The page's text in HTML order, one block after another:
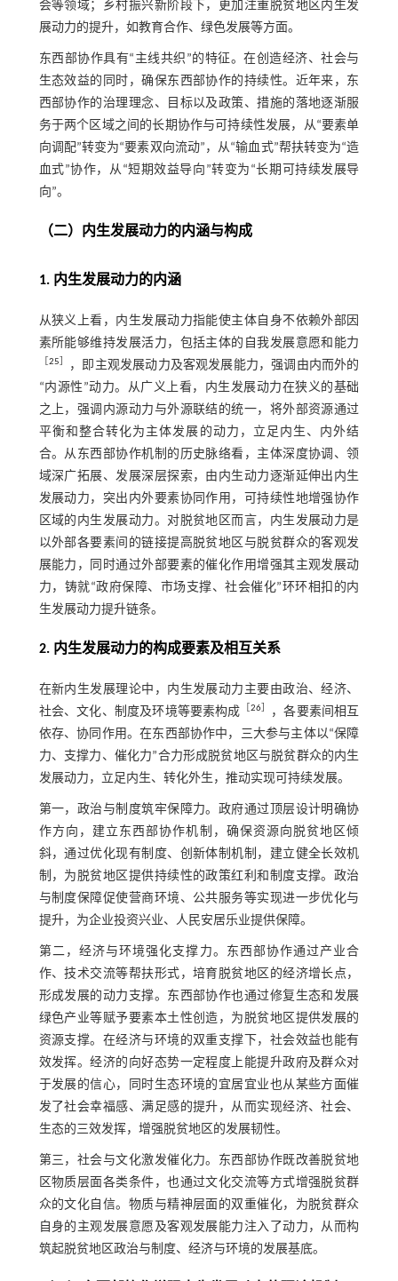
会等领域；乡村振兴新阶段下，更加注重脱贫地区内生发
展动力的提升，如教育合作、绿色发展等方面。
东西部协作具有“主线共织”的特征。在创造经济、社会与
生态效益的同时，确保东西部协作的持续性。近年来，东
西部协作的治理理念、目标以及政策、措施的落地逐渐服
务于两个区域之间的长期协作与可持续性发展，从“要素单
向调配”转变为“要素双向流动”，从“输血式”帮扶转变为“造
血式”协作，从“短期效益导向”转变为“长期可持续发展导
向”。
（二）内生发展动力的内涵与构成
1. 内生发展动力的内涵
从狭义上看，内生发展动力指能使主体自身不依赖外部因
素所能够维持发展活力，包括主体的自我发展意愿和能力
25
，即主观发展动力及客观发展能力，强调由内而外的
“内源性”动力。从广义上看，内生发展动力在狭义的基础
之上，强调内源动力与外源联结的统一，将外部资源通过
平衡和整合转化为主体发展的动力，立足内生、内外结
合。从东西部协作机制的历史脉络看，主体深度协调、领
域深广拓展、发展深层探索，由内生动力逐渐延伸出内生
发展动力，突出内外要素协同作用，可持续性地增强协作
区域的内生发展动力。对脱贫地区而言，内生发展动力是
以外部各要素间的链接提高脱贫地区与脱贫群众的客观发
展能力，同时通过外部要素的催化作用增强其主观发展动
力，铸就“政府保障、市场支撑、社会催化”环环相扣的内
生发展动力提升链条。
2. 内生发展动力的构成要素及相互关系
在新内生发展理论中，内生发展动力主要由政治、经济、
社会、文化、制度及环境等要素构成
26］
，各要素间相互
依存、协同作用。在东西部协作中，三大参与主体以“保障
力、支撑力、催化力”合力形成脱贫地区与脱贫群众的内生
发展动力，立足内生、转化外生，推动实现可持续发展。
第一，政治与制度筑牢保障力。政府通过顶层设计明确协
作方向，建立东西部协作机制，确保资源向脱贫地区倾
斜，通过优化现有制度、创新体制机制，建立健全长效机
制，为脱贫地区提供持续性的政策红利和制度支撑。政治
与制度保障促使营商环境、公共服务等实现进一步优化与
提升，为企业投资兴业、人民安居乐业提供保障。
第二，经济与环境强化支撑力。东西部协作通过产业合
作、技术交流等帮扶形式，培育脱贫地区的经济增长点，
形成发展的动力支撑。东西部协作也通过修复生态和发展
绿色产业等赋予要素本土性创造，为脱贫地区提供发展的
资源支撑。在经济与环境的双重支撑下，社会效益也能有
效发挥。经济的向好态势一定程度上能提升政府及群众对
于发展的信心，同时生态环境的宜居宜业也从某些方面催
发了社会幸福感、满足感的提升，从而实现经济、社会、
生态的三效发挥，增强脱贫地区的发展韧性。
第三，社会与文化激发催化力。东西部协作既改善脱贫地
区物质层面各类条件，也通过文化交流等方式增强脱贫群
众的文化自信。物质与精神层面的双重催化，为脱贫群众
自身的主观发展意愿及客观发展能力注入了动力，从而构
筑起脱贫地区政治与制度、经济与环境的发展基底。